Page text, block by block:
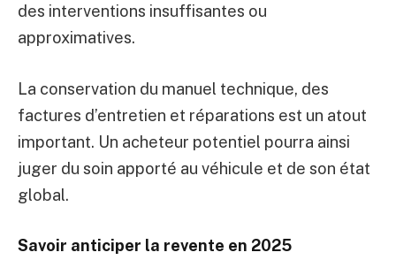
des interventions insuffisantes ou
approximatives.
La conservation du manuel technique, des
factures d’entretien et réparations est un atout
important. Un acheteur potentiel pourra ainsi
juger du soin apporté au véhicule et de son état
global.
Savoir anticiper la revente en 2025